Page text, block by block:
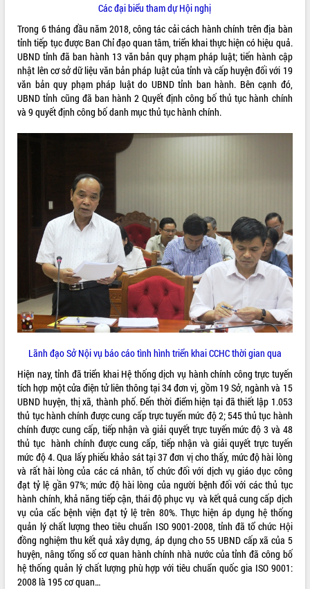
Khám bệnh, cấp phát thuốc miễn phí
và tặng quà người dân xã Cư Pui
Hội nghị UBND tỉnh Đắk Lắk thường kỳ
tháng 7/2026
Lễ truy tặng danh hiệu “Bà Mẹ Việt
Nam Anh hùng” và trao Huân chương
Lao động
UBND tỉnh Đắk Lắk triển khai nhiệm
vụ 6 tháng cuối năm 2026
Kỳ họp thứ Hai, Hội đồng nhân dân
tỉnh khóa XI quyết nghị nhiều nội dung
quan trọng
Bí thư Tỉnh ủy Lương Nguyễn Minh
Triết thăm, tặng quà người có công với
ALBUM ẢNH
Các đại biểu tham dự Hội nghị
Trong 6 tháng đầu năm 2018, công tác cải cách hành chính trên địa bàn
tỉnh tiếp tục được Ban Chỉ đạo quan tâm, triển khai thực hiện có hiệu quả.
UBND tỉnh đã ban hành 13 văn bản quy phạm pháp luật; tiến hành cập
nhật lên cơ sở dữ liệu văn bản pháp luật của tỉnh và cấp huyện đối với 19
văn bản quy phạm pháp luật do UBND tỉnh ban hành. Bên cạnh đó,
UBND tỉnh cũng đã ban hành 2 Quyết định công bố thủ tục hành chính
và 9 quyết định công bố danh mục thủ tục hành chính.
Lãnh đạo Sở Nội vụ báo cáo tình hình triển khai CCHC thời gian qua
Hiện nay, tỉnh đã triển khai Hệ thống dịch vụ hành chính công trực tuyến
tích hợp một cửa điện tử liên thông tại 34 đơn vị, gồm 19 Sở, ngành và 15
UBND huyện, thị xã, thành phố. Đến thời điểm hiện tại đã thiết lập 1.053
thủ tục hành chính được cung cấp trực tuyến mức độ 2; 545 thủ tục hành
chính được cung cấp, tiếp nhận và giải quyết trực tuyến mức độ 3 và 48
thủ tục hành chính được cung cấp, tiếp nhận và giải quyết trực tuyến
mức độ 4. Qua lấy phiếu khảo sát tại 37 đơn vị cho thấy, mức độ hài lòng
và rất hài lòng của các cá nhân, tổ chức đối với dịch vụ giáo dục công
đạt tỷ lệ gần 97%; mức độ hài lòng của người bệnh đối với các thủ tục
hành chính, khả năng tiếp cận, thái độ phục vụ và kết quả cung cấp dịch
vụ của cấc bệnh viện đạt tỷ lệ trên 80%. Thực hiện áp dụng hệ thống
quản lý chất lượng theo tiêu chuẩn ISO 9001-2008, tỉnh đã tổ chức Hội
đồng nghiệm thu kết quả xây dựng, áp dụng cho 55 UBND cấp xã của 5
huyện, nâng tổng số cơ quan hành chính nhà nước của tỉnh đã công bố
hệ thống quản lý chất lượng phù hợp với tiêu chuẩn quốc gia ISO 9001:
2008 là 195 cơ quan…